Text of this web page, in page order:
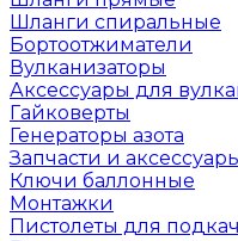
Шланги спиральные
Бортоотжиматели
Вулканизаторы
Аксессуары для
Гайковерты
Генераторы азота
Запчасти и
Ключи баллонные
Монтажки
Пистолеты для